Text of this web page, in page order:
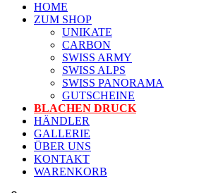
HOME
ZUM SHOP
UNIKATE
CARBON
SWISS ARMY
SWISS ALPS
SWISS PANORAMA
GUTSCHEINE
BLACHEN DRUCK
HÄNDLER
GALLERIE
ÜBER UNS
KONTAKT
WARENKORB